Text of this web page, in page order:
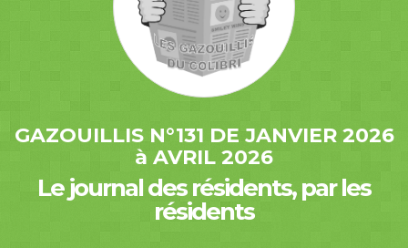
GAZOUILLIS N°131 DE JANVIER 2026
à AVRIL 2026
Le journal des résidents, par les
résidents